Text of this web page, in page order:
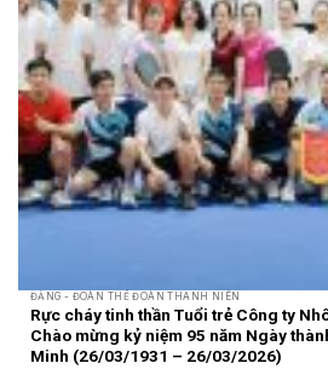
ĐẢNG - ĐOÀN THỂ ĐOÀN THANH NIÊN
Rực cháy tinh thần Tuổi trẻ Công ty
Chào mừng kỷ niệm 95 năm Ngày
Minh (26/03/1931 – 26/03/2026)